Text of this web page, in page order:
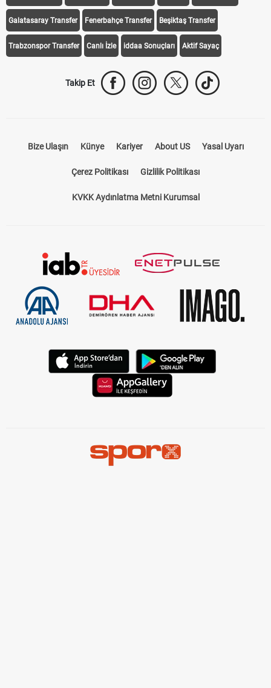
Galatasaray Transfer Fenerbahçe Transfer Beşiktaş Transfer
Trabzonspor Transfer Canlı İzle iddaa Sonuçları Aktif Sayaç
Takip Et
Bize Ulaşın Künye Kariyer About US Yasal Uyarı
Çerez Politikası Gizlilik Politikası
KVKK Aydınlatma Metni Kurumsal